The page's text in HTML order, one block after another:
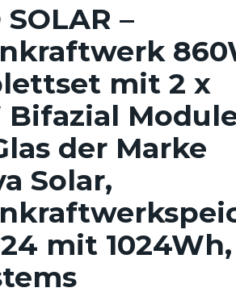
SOLAR –
mit 2 x
Bifazial
der Marke
Solar,
mit 1024Wh,